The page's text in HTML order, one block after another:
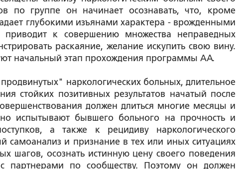
по группе он начинает осознавать, что, кроме
глубокими изъянами характера - врожденными
к совершению множества неправедных
раскаяние, желание искупить свою вину.
начальный этап прохождения программы АА.
наркологических больных, длительное
стойких позитивных результатов начатый после
должен длиться многие месяцы и
испытывают бывшего больного на прочность и
а также к рецидиву наркологического
и признание в тех или иных ситуациях
шагов, осознать истинную цену своего поведения
партнерами по сообществу. Поэтому он должен